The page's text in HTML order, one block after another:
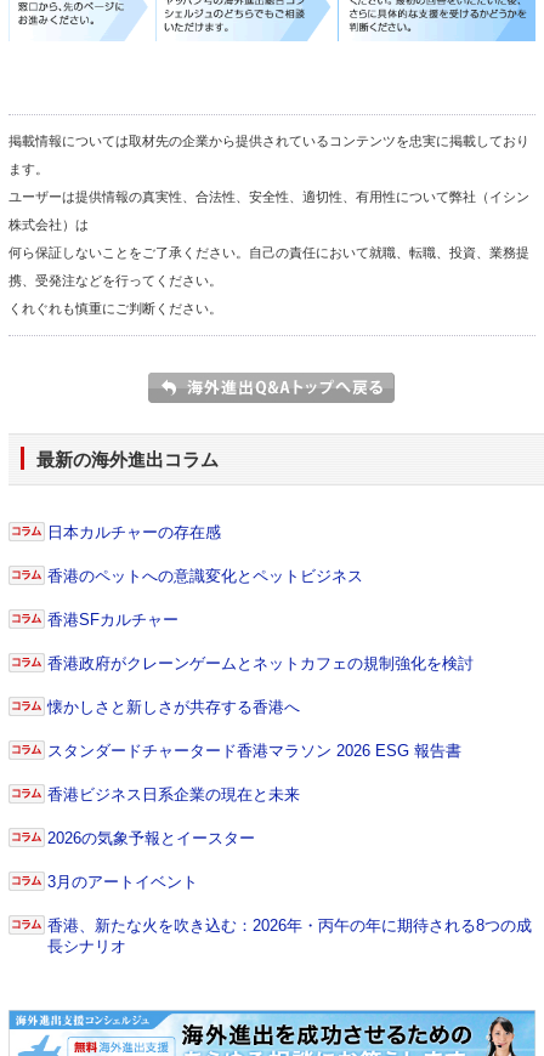
掲載情報については取材先の企業から提供されているコンテンツを忠実に掲載しており
ます。
ユーザーは提供情報の真実性、合法性、安全性、適切性、有用性について弊社（イシン
株式会社）は
何ら保証しないことをご了承ください。自己の責任において就職、転職、投資、業務提
携、受発注などを行ってください。
くれぐれも慎重にご判断ください。
最新の海外進出コラム
日本カルチャーの存在感
香港のペットへの意識変化とペットビジネス
香港SFカルチャー
香港政府がクレーンゲームとネットカフェの規制強化を検討
懐かしさと新しさが共存する香港へ
スタンダードチャータード香港マラソン 2026 ESG 報告書
香港ビジネス日系企業の現在と未来
2026の気象予報とイースター
3月のアートイベント
香港、新たな火を吹き込む：2026年・丙午の年に期待される8つの成
長シナリオ